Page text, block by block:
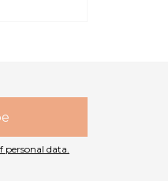
personal data.